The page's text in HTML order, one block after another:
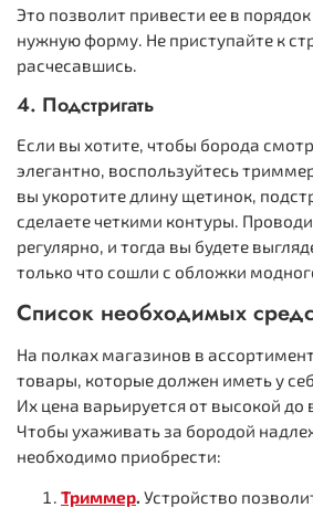
Это позволит привести ее в
нужную форму. Не приступайте к
расчесавшись.
4. Подстригать
Если вы хотите, чтобы борода
элегантно, воспользуйтесь
вы укоротите длину щетинок,
сделаете четкими контуры.
регулярно, и тогда вы будете
только что сошли с обложки
Список необходимых
На полках магазинов в
товары, которые должен иметь у
Их цена варьируется от высокой до
Чтобы ухаживать за бородой
необходимо приобрести:
Триммер. Устройство